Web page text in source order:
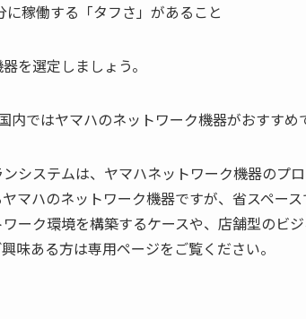
稼働する「タフさ」があること
を選定しましょう。
内ではヤマハのネットワーク機器がおすすめ
システムは、ヤマハネットワーク機器のプ
マハのネットワーク機器ですが、省スペー
ーク環境を構築するケースや、店舗型のビ
味ある方は専用ページをご覧ください。